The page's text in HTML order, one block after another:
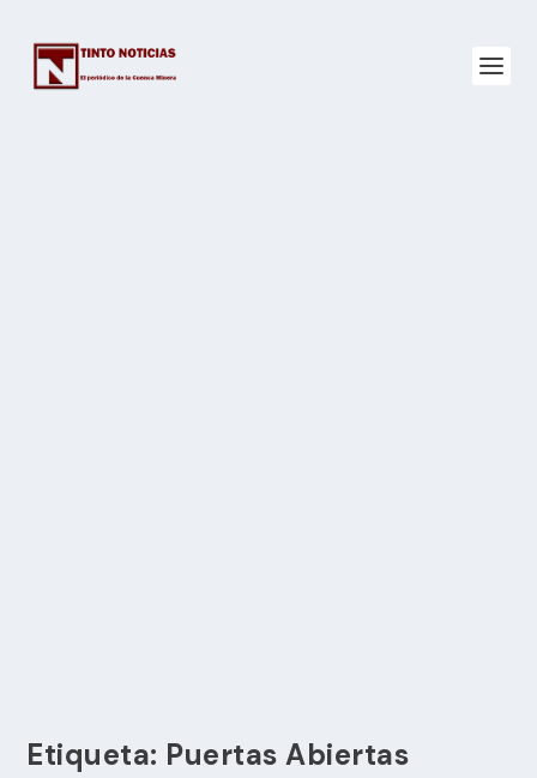
Etiqueta: Puertas Abiertas